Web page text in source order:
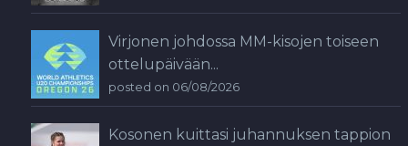
Virjonen johdossa MM-kisojen toiseen
ottelupäivään...
posted on 06/08/2026
Kosonen kuittasi juhannuksen tappion